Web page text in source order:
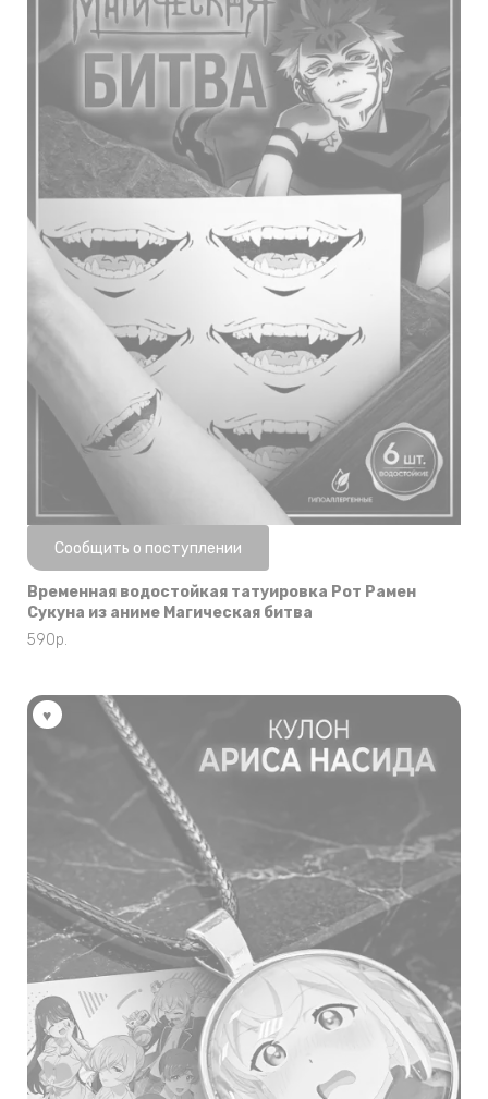
Нет в наличии
Сообщить о поступлении
Временная водостойкая татуировка Рот Рамен
Сукуна из аниме Магическая битва
590р.